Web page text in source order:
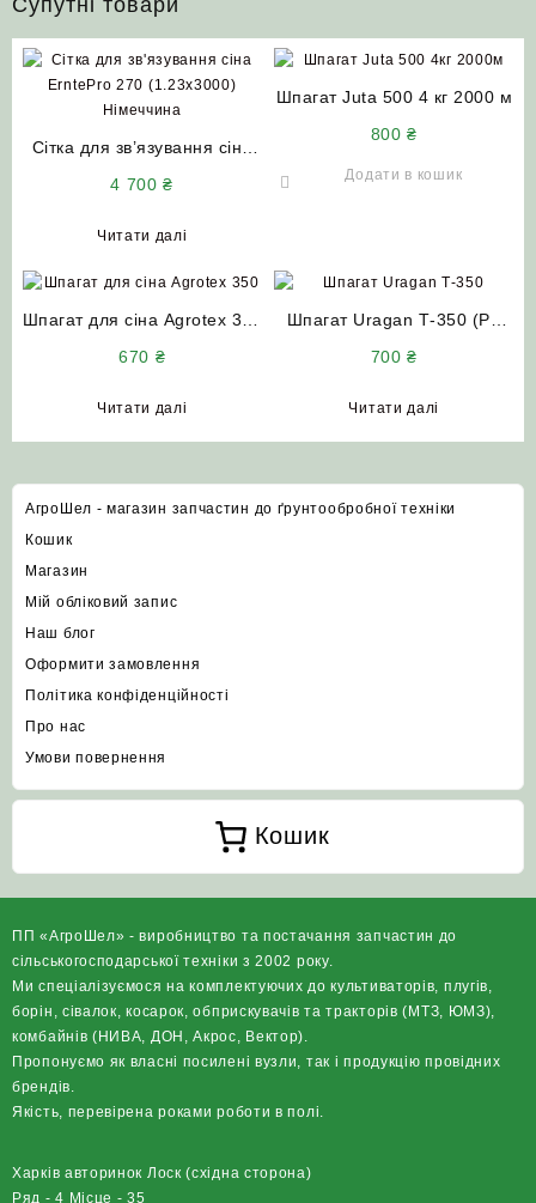
Сітка для зв’язування сіна
4 700₴
Читати далі
Шпагат Juta 500 4 кг 2000 м
800₴
Додати в кошик
Шпагат для сіна Agrotex 350
670 ₴
Читати далі
Шпагат Uragan Т-350 (PP
700₴
Читати далі
АгроШел - магазин запчастин до ґрунтообробної техніки
Кошик
Магазин
Мій обліковий запис
Наш блог
Оформити замовлення
Політика конфіденційності
Про нас
Умови повернення
Кошик
ПП «АгроШел» - виробництво та постачання запчастин до
сільськогосподарської техніки з 2002 року.
Ми спеціалізуємося на комплектуючих до культиваторів, плугів,
борін, сівалок, косарок, обприскувачів та тракторів (МТЗ, ЮМЗ),
комбайнів (НИВА, ДОН, Акрос, Вектор).
Пропонуємо як власні посилені вузли, так і продукцію провідних
брендів.
Якість, перевірена роками роботи в полі.
Харків авторинок Лоск (східна сторона)
Ряд - 4 Місце - 35